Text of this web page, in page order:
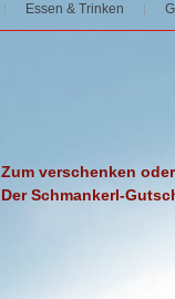
Essen & Trinken
Zum verschenken
Der Schmankerl-